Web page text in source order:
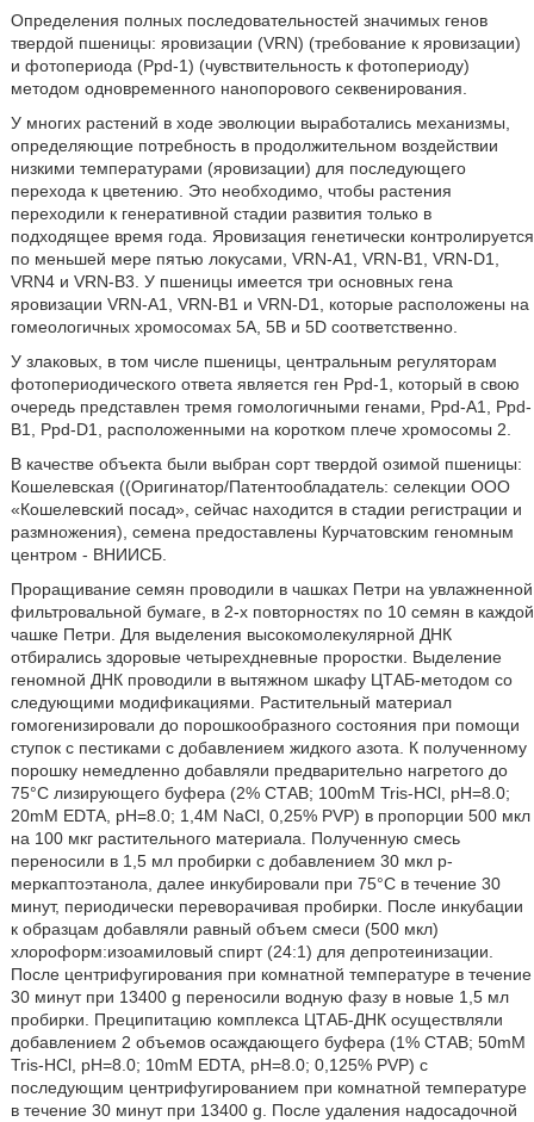
Определения полных последовательностей значимых генов
твердой пшеницы: яровизации (VRN) (требование к яровизации)
и фотопериода (Ppd-1) (чувствительность к фотопериоду)
методом одновременного нанопорового секвенирования.
У многих растений в ходе эволюции выработались механизмы,
определяющие потребность в продолжительном воздействии
низкими температурами (яровизации) для последующего
перехода к цветению. Это необходимо, чтобы растения
переходили к генеративной стадии развития только в
подходящее время года. Яровизация генетически контролируется
по меньшей мере пятью локусами, VRN-A1, VRN-B1, VRN-D1,
VRN4 и VRN-B3. У пшеницы имеется три основных гена
яровизации VRN-A1, VRN-B1 и VRN-D1, которые расположены на
гомеологичных хромосомах 5А, 5В и 5D соответственно.
У злаковых, в том числе пшеницы, центральным регуляторам
фотопериодического ответа является ген Ppd-1, который в свою
очередь представлен тремя гомологичными генами, Ppd-A1, Ppd-
B1, Ppd-D1, расположенными на коротком плече хромосомы 2.
В качестве объекта были выбран сорт твердой озимой пшеницы:
Кошелевская ((Оригинатор/Патентообладатель: селекции ООО
«Кошелевский посад», сейчас находится в стадии регистрации и
размножения), семена предоставлены Курчатовским геномным
центром - ВНИИСБ.
Проращивание семян проводили в чашках Петри на увлажненной
фильтровальной бумаге, в 2-х повторностях по 10 семян в каждой
чашке Петри. Для выделения высокомолекулярной ДНК
отбирались здоровые четырехдневные проростки. Выделение
геномной ДНК проводили в вытяжном шкафу ЦТАБ-методом со
следующими модификациями. Растительный материал
гомогенизировали до порошкообразного состояния при помощи
ступок с пестиками с добавлением жидкого азота. К полученному
порошку немедленно добавляли предварительно нагретого до
75°С лизирующего буфера (2% СТАВ; 100mM Tris-HCl, рН=8.0;
20mM EDTA, рН=8.0; 1,4М NaCl, 0,25% PVP) в пропорции 500 мкл
на 100 мкг растительного материала. Полученную смесь
переносили в 1,5 мл пробирки с добавлением 30 мкл р-
меркаптоэтанола, далее инкубировали при 75°С в течение 30
минут, периодически переворачивая пробирки. После инкубации
к образцам добавляли равный объем смеси (500 мкл)
хлороформ:изоамиловый спирт (24:1) для депротеинизации.
После центрифугирования при комнатной температуре в течение
30 минут при 13400 g переносили водную фазу в новые 1,5 мл
пробирки. Преципитацию комплекса ЦТАБ-ДНК осуществляли
добавлением 2 объемов осаждающего буфера (1% СТАВ; 50mM
Tris-HCl, рН=8.0; 10mМ EDTA, рН=8.0; 0,125% PVP) с
последующим центрифугированием при комнатной температуре
в течение 30 минут при 13400 g. После удаления надосадочной